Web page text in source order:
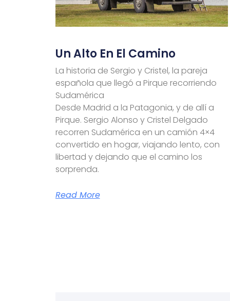
Un Alto En El Camino
La historia de Sergio y Cristel, la pareja
española que llegó a Pirque recorriendo
Sudamérica
Desde Madrid a la Patagonia, y de allí a
Pirque. Sergio Alonso y Cristel Delgado
recorren Sudamérica en un camión 4×4
convertido en hogar, viajando lento, con
libertad y dejando que el camino los
sorprenda.
Read More